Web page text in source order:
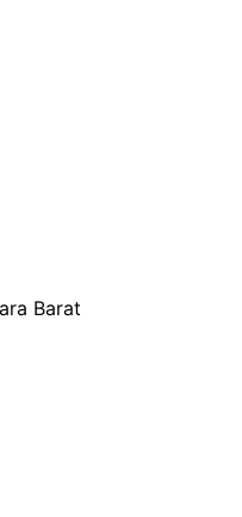
Barat